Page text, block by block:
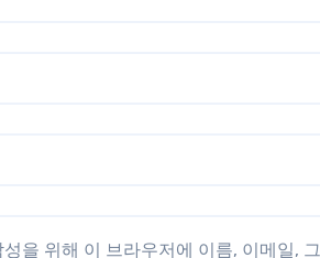
을 위해 이 브라우저에 이름, 이메일,